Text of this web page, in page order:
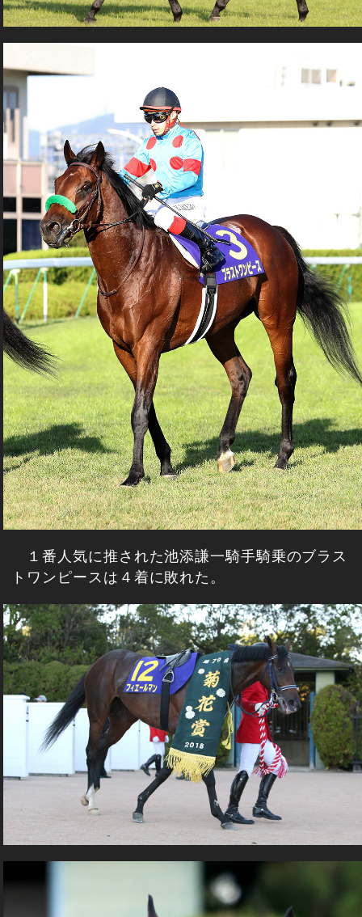
１番人気に推された池添謙一騎手騎乗のブラス
トワンピースは４着に敗れた。